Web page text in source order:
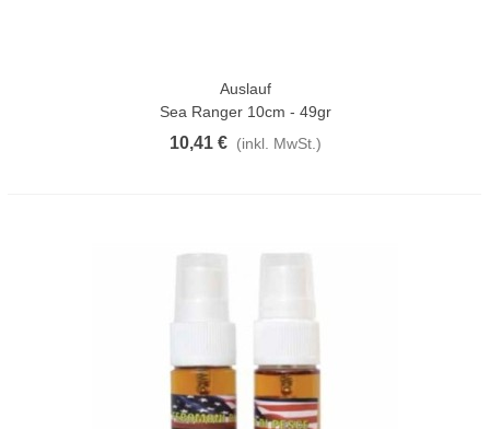
Auslauf
Sea Ranger 10cm - 49gr
10,41 € (inkl. MwSt.)